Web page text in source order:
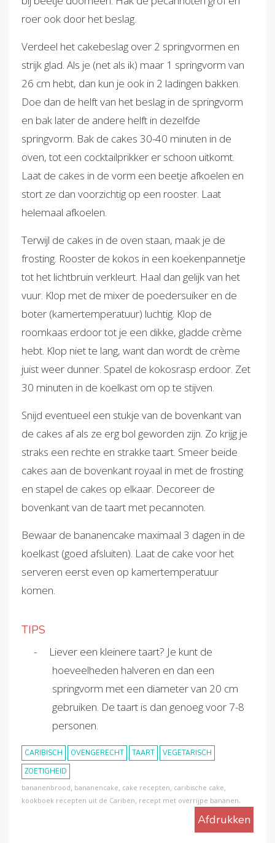
roer ook door het beslag.
Verdeel het cakebeslag over 2 springvormen en
strijk glad. Als je (net als ik) maar 1 springvorm van
26 cm hebt, dan kun je ook in 2 ladingen bakken.
Doe dan de helft van het beslag in de springvorm
en bak later de andere helft in dezelfde
springvorm. Bak de cakes 30-40 minuten in de
oven, tot een cocktailprikker er schoon uitkomt.
Laat de cakes in de vorm een beetje afkoelen en
stort ze dan voorzichtig op een rooster. Laat
helemaal afkoelen.
Terwijl de cakes in de oven staan, maak je de
frosting. Rooster de kokos in een koekenpannetje
tot het lichtbruin verkleurt. Haal dan gelijk van het
vuur. Klop met de mixer de poedersuiker en de
boter (kamertemperatuur) luchtig. Klop de
roomkaas erdoor tot je een dikke, gladde crème
hebt. Klop niet te lang, want dan wordt de crème
juist weer dunner. Spatel de kokosrasp erdoor. Zet
30 minuten in de koelkast om op te stijven.
Snijd eventueel een stukje van de bovenkant van
de cakes af als ze erg bol geworden zijn. Zo krijg je
straks een rechte en strakke taart. Smeer beide
cakes aan de bovenkant royaal in met de frosting
en stapel de cakes op elkaar. Decoreer de
bovenkant van de taart met pecannoten.
Bewaar de bananencake maximaal 3 dagen in de
koelkast (goed afsluiten). Laat de cake voor het
serveren eerst even op kamertemperatuur
komen.
TIPS
Liever een kleinere taart? Je kunt de
hoeveelheden halveren en dan een
springvorm met een diameter van 20 cm
gebruiken. De taart is dan genoeg voor 7-8
personen.
CARIBISCH OVENGERECHT TAART
VEGETARISCH
ZOETIGHEID
bananenbrood, bananencake, cake recepten, caribische cake,
kookboek recepten uit de Cariben, recept met overrijpe bananen.
Afdrukken